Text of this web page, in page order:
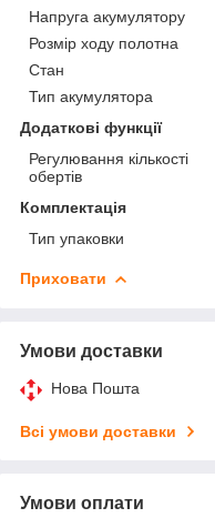
Напруга акумулятору
Розмір ходу полотна
Стан
Тип акумулятора
Додаткові функції
Регулювання кількості
обертів
Комплектація
Тип упаковки
Приховати
Умови доставки
Нова Пошта
Всі умови доставки
Умови оплати